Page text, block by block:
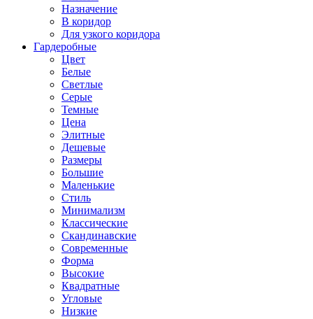
Назначение
В коридор
Для узкого коридора
Гардеробные
Цвет
Белые
Светлые
Серые
Темные
Цена
Элитные
Дешевые
Размеры
Большие
Маленькие
Стиль
Минимализм
Классические
Скандинавские
Современные
Форма
Высокие
Квадратные
Угловые
Низкие